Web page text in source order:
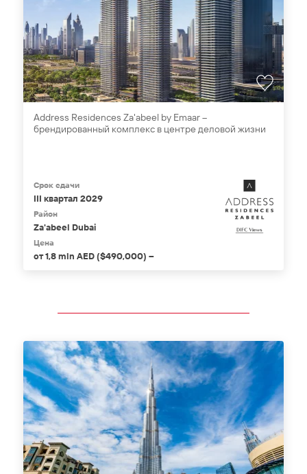
Address Residences Za'abeel by Emaar –
брендированный комплекс в центре деловой жизни
Срок сдачи
III квартал 2029
Район
Za'abeel Dubai
Цена
от 1,8 mln AED ($490,000) –